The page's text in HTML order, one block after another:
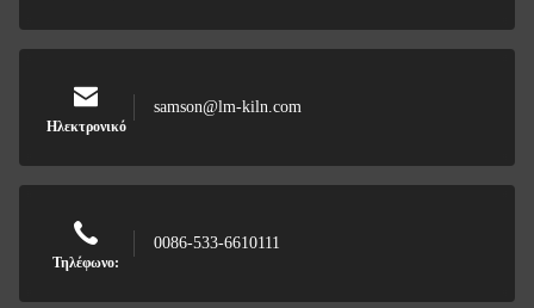
Ηλεκτρονικό
samson@lm-kiln.com
Τηλέφωνο:
0086-533-6610111